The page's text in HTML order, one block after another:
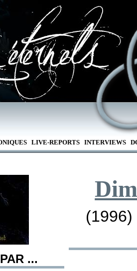
LIVE-REPORTS INTERVIEWS
...